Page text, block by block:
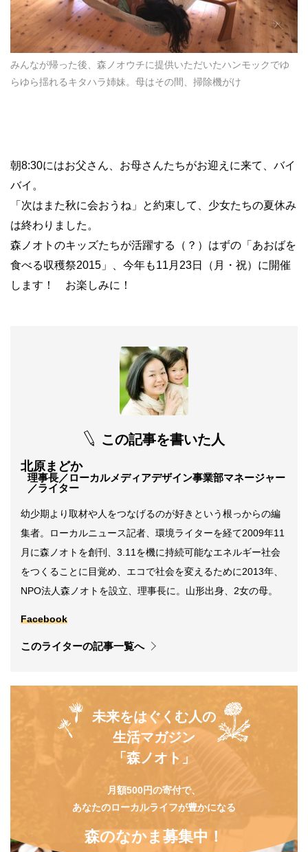
みんなが帰った後、森ノオウチに提供いただいたハンモックでゆ
らゆら揺れるキタハラ姉妹。母はその間、掃除機がけ
朝8:30にはお父さん、お母さんたちがお迎えに来て、バイ
バイ。
「次はまた秋に会おうね」と約束して、少女たちの夏休み
は終わりました。
森ノオトのキッズたちが活躍する（？）はずの「あおばを
食べる収穫祭2015」、今年も11月23日（月・祝）に開催
します！ お楽しみに！
この記事を書いた人
北原まどか
理事長／ローカルメディアデザイン事業部マネージャー
／ライター
幼少期より取材や人をつなげるのが好きという根っからの編
集者。ローカルニュース記者、環境ライターを経て2009年11
月に森ノオトを創刊、3.11を機に持続可能なエネルギー社会
をつくることに目覚め、エコで社会を変えるために2013年、
NPO法人森ノオトを設立、理事長に。山形出身、2女の母。
Facebook
このライターの記事一覧へ
未来をはぐくむ人の
生活マガジン
「森ノオト」
月額500円の寄付で、
あなたのローカルライフが豊かになる
森のなかま募集中！